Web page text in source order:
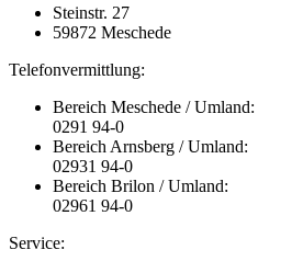
Steinstr. 27
59872 Meschede
Telefonvermittlung:
Bereich Meschede / Umland:
0291 94-0
Bereich Arnsberg / Umland:
02931 94-0
Bereich Brilon / Umland:
02961 94-0
Service: